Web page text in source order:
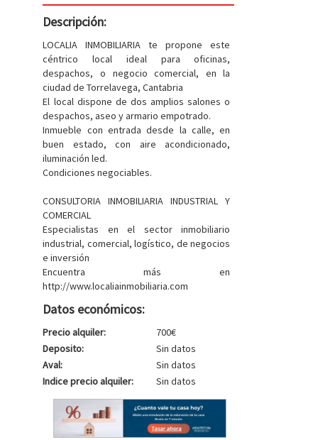
Descripción:
LOCALIA INMOBILIARIA te propone este
céntrico local ideal para oficinas,
despachos, o negocio comercial, en la
ciudad de Torrelavega, Cantabria
El local dispone de dos amplios salones o
despachos, aseo y armario empotrado.
Inmueble con entrada desde la calle, en
buen estado, con aire acondicionado,
iluminación led.
Condiciones negociables.
CONSULTORIA INMOBILIARIA INDUSTRIAL Y
COMERCIAL
Especialistas en el sector inmobiliario
industrial, comercial, logístico, de negocios
e inversión
Encuentra más en
http://www.localiainmobiliaria.com
Datos económicos:
Precio alquiler:
700€
Deposito:
Sin datos
Aval:
Sin datos
Indice precio alquiler:
Sin datos